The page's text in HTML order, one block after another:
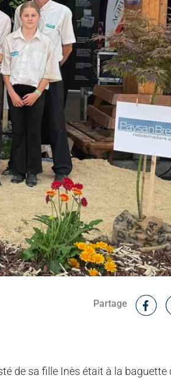
Partage
de sa fille Inès était à la baguette